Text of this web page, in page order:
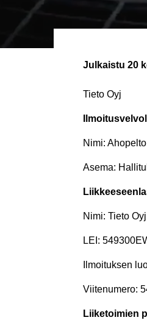
Julkaistu 20
Tieto Oyj
Nimi:
Asema:
Nimi: Tieto Oyj
LEI:
Ilmoituksen
Viitenumero:
Liiketoimien